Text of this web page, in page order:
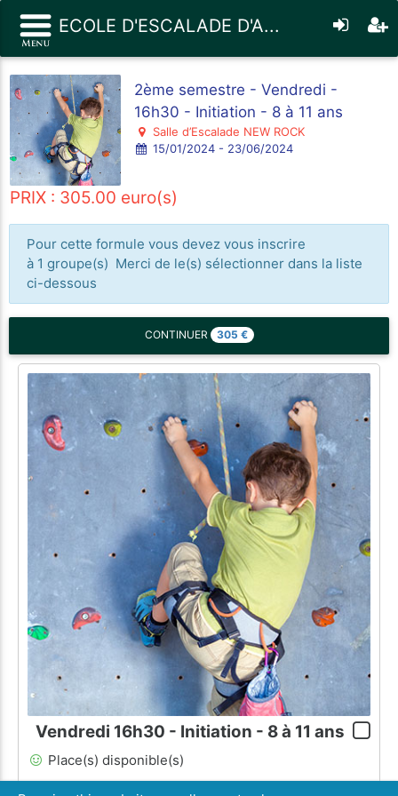
ECOLE D'ESCALADE D'A...
2ème semestre - Vendredi -
16h30 - Initiation - 8 à 11 ans
Salle d’Escalade NEW ROCK
15/01/2024 - 23/06/2024
PRIX : 305.00 euro(s)
Pour cette formule vous devez vous inscrire
à 1 groupe(s) Merci de le(s) sélectionner dans la liste
ci-dessous
CONTINUER 305 €
Vendredi 16h30 - Initiation - 8 à 11 ans
Place(s) disponible(s)